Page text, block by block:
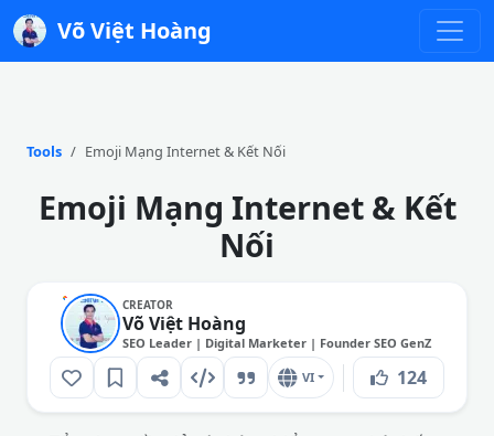
Võ Việt Hoàng
Tools Emoji Mạng Internet & Kết Nối
Emoji Mạng Internet & Kết
Nối
CREATOR
Võ Việt Hoàng
SEO Leader | Digital Marketer | Founder SEO GenZ
VI 124